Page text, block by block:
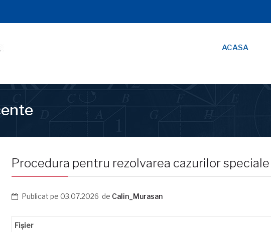
ACASA
Procedura pentru rezolvarea cazurilor speciale
Publicat pe 03.07.2026 de Calin_Murasan
Fișier